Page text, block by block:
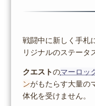
戦闘中に新しく手札
リジナルのステータ
クエストのマーロッ
ンがもたらす大量の
体化を受けません。